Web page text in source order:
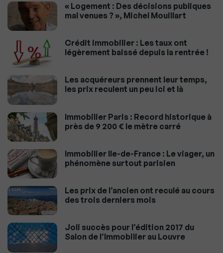
« Logement : Des décisions publiques
mal venues ? », Michel Mouillart
Crédit immobilier : Les taux ont
légèrement baissé depuis la rentrée !
Les acquéreurs prennent leur temps,
les prix reculent un peu ici et là
Immobilier Paris : Record historique à
près de 9 200 € le mètre carré
Immobilier Ile-de-France : Le viager, un
phénomène surtout parisien
Les prix de l’ancien ont reculé au cours
des trois derniers mois
Joli succès pour l’édition 2017 du
Salon de l’Immobilier au Louvre